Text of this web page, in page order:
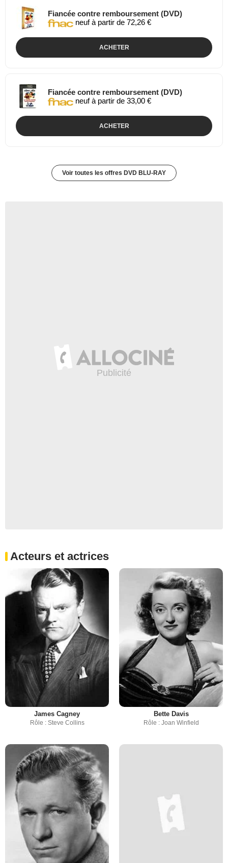
Fiancée contre remboursement (DVD)
neuf à partir de 72,26 €
ACHETER
Fiancée contre remboursement (DVD)
neuf à partir de 33,00 €
ACHETER
Voir toutes les offres DVD BLU-RAY
Acteurs et actrices
James Cagney
Rôle : Steve Collins
Bette Davis
Rôle : Joan Winfield